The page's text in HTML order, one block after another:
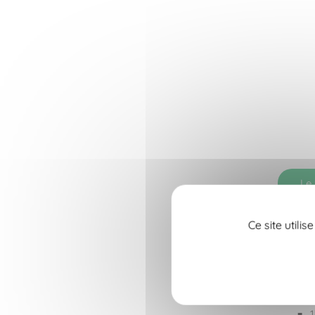
Le
juil.
Ce site